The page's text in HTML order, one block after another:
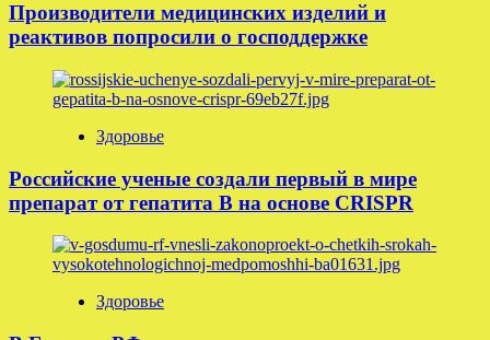
Производители медицинских изделий и
реактивов попросили о господдержке
Здоровье
Российские ученые создали первый в мире
препарат от гепатита B на основе CRISPR
Здоровье